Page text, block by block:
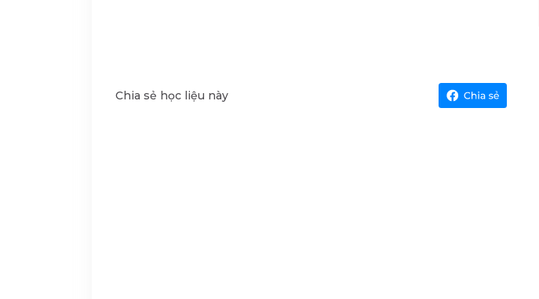
Chia sẻ học liệu này